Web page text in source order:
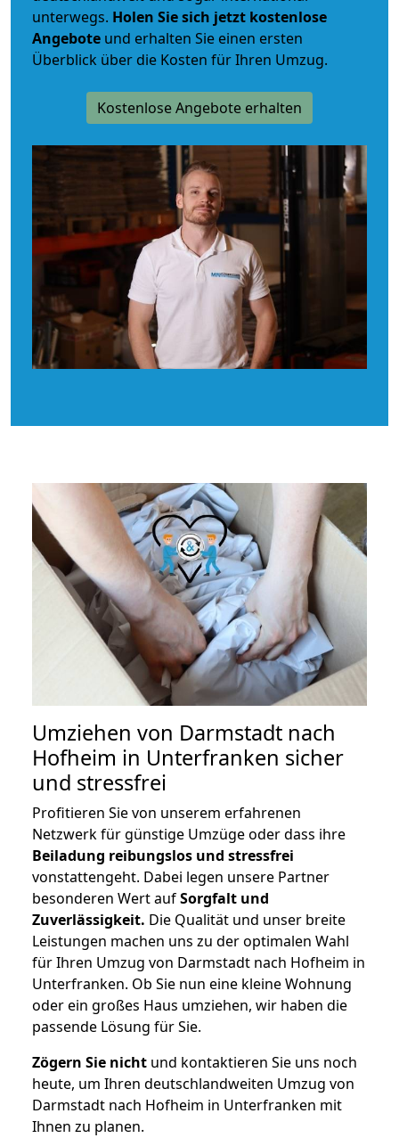
unterwegs. Holen Sie sich jetzt kostenlose
Angebote und erhalten Sie einen ersten
Überblick über die Kosten für Ihren Umzug.
Kostenlose Angebote erhalten
Umziehen von Darmstadt nach
Hofheim in Unterfranken sicher
und stressfrei
Profitieren Sie von unserem erfahrenen
Netzwerk für günstige Umzüge oder dass ihre
Beiladung reibungslos und stressfrei
vonstattengeht. Dabei legen unsere Partner
besonderen Wert aufSorgfalt und
Zuverlässigkeit. Die Qualität und unser breite
Leistungen machen uns zu der optimalen Wahl
für Ihren Umzug von Darmstadt nach Hofheim in
Unterfranken. Ob Sie nun eine kleine Wohnung
oder ein großes Haus umziehen, wir haben die
passende Lösung für Sie.
Zögern Sie nicht und kontaktieren Sie uns noch
heute, um Ihren deutschlandweiten Umzug von
Darmstadt nach Hofheim in Unterfranken mit
Ihnen zu planen.